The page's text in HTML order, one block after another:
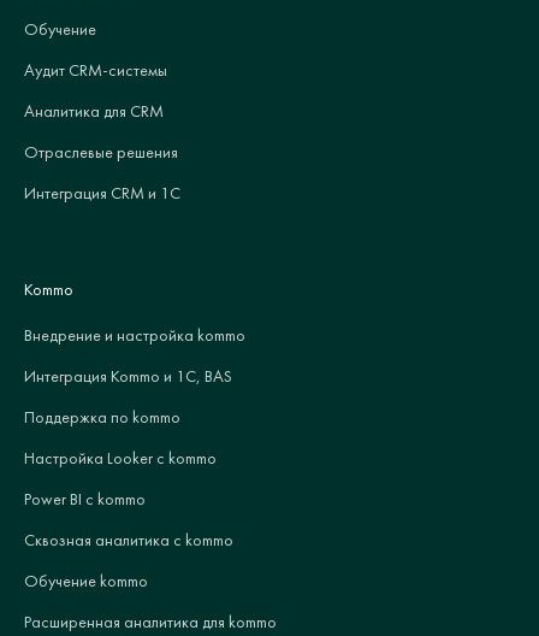
Обучение
Аудит CRM-системы
Аналитика для CRM
Отраслевые решения
Интеграция CRM и 1С
Kommo
Внедрение и настройка kommo
Интеграция Kommo и 1С, BAS
Поддержка по kommo
Настройка Looker с kommo
Power BI с kommo
Сквозная аналитика с kommo
Обучение kommo
Расширенная аналитика для kommo